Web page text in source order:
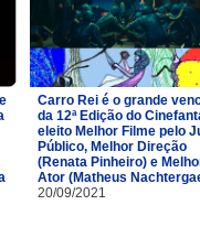
Carro Rei é o grande
da 12ª Edição do
eleito Melhor Filme pelo
Público, Melhor Direção
(Renata Pinheiro) e
Ator (Matheus
20/09/2021